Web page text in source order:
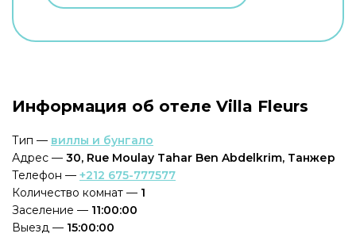
Информация об отеле Villa Fleurs
Тип — виллы и бунгало
Адрес — 30, Rue Moulay Tahar Ben Abdelkrim, Танжер
Телефон — +212 675-777577
Количество комнат — 1
Заселение — 11:00:00
Выезд — 15:00:00